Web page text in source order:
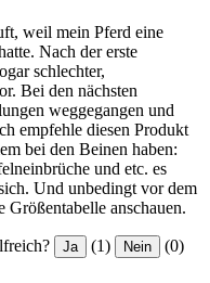
weil mein Pferd eine
Nach der erste
schlechter,
Bei den nächsten
weggegangen und
empfehle diesen Produkt
bei den Beinen haben:
und etc. es
Und unbedingt vor dem
Größentabelle anschauen.
Ja (1) Nein (0)